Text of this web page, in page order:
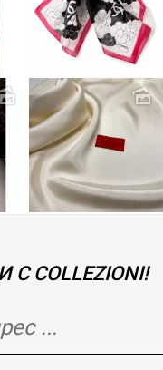
COLLEZIONI!